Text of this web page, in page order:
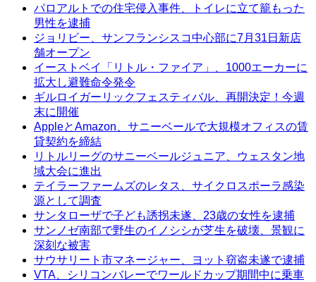
パロアルトでの住宅侵入事件、トイレに立て籠もった
男性を逮捕
ジョリビー、サンフランシスコ中心部に7月31日新店
舗オープン
イーストベイ「リトル・ファイア」、1000エーカーに
拡大し避難命令発令
ギルロイガーリックフェスティバル、再開決定！今週
末に開催
AppleとAmazon、サニーベールで大規模オフィスの賃
貸契約を締結
リトルリーグのサニーベールジュニア、ウェスタン地
域大会に進出
テイラーファームズのレタス、サイクロスポーラ感染
源として調査
サンタローザで子ども誘拐未遂、23歳の女性を逮捕
サンノゼ南部で野生のイノシシが芝生を破壊、景観に
深刻な被害
サウサリート市マネージャー、ヨット窃盗未遂で逮捕
VTA、シリコンバレーでワールドカップ期間中に乗車